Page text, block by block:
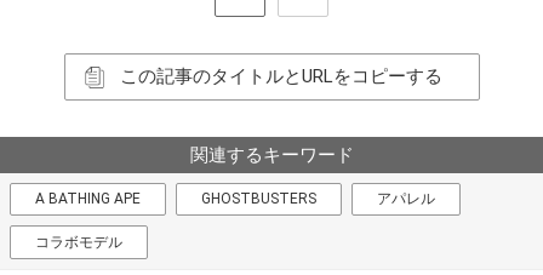
この記事のタイトルとURLをコピーする
関連するキーワード
A BATHING APE GHOSTBUSTERS アパレル
コラボモデル